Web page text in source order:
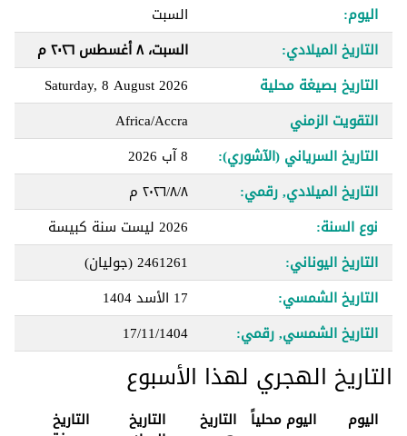
اليوم:
السبت
التاريخ الميلادي:
السبت، ٨ أغسطس ٢٠٢٦ م
التاريخ بصيغة محلية
Saturday, 8 August 2026
التقويت الزمني
Africa/Accra
التاريخ السرياني (الآشوري):
8 آب 2026
التاريخ الميلادي, رقمي:
٨‏/٨‏/٢٠٢٦ م
نوع السنة:
2026 ليست سنة كبيسة
التاريخ اليوناني:
2461261 (جوليان)
التاريخ الشمسي:
17 الأسد 1404
التاريخ الشمسي, رقمي:
17/11/1404
التاريخ الهجري لهذا الأسبوع
اليوم اليوم محلياً التاريخ التاريخ التاريخ